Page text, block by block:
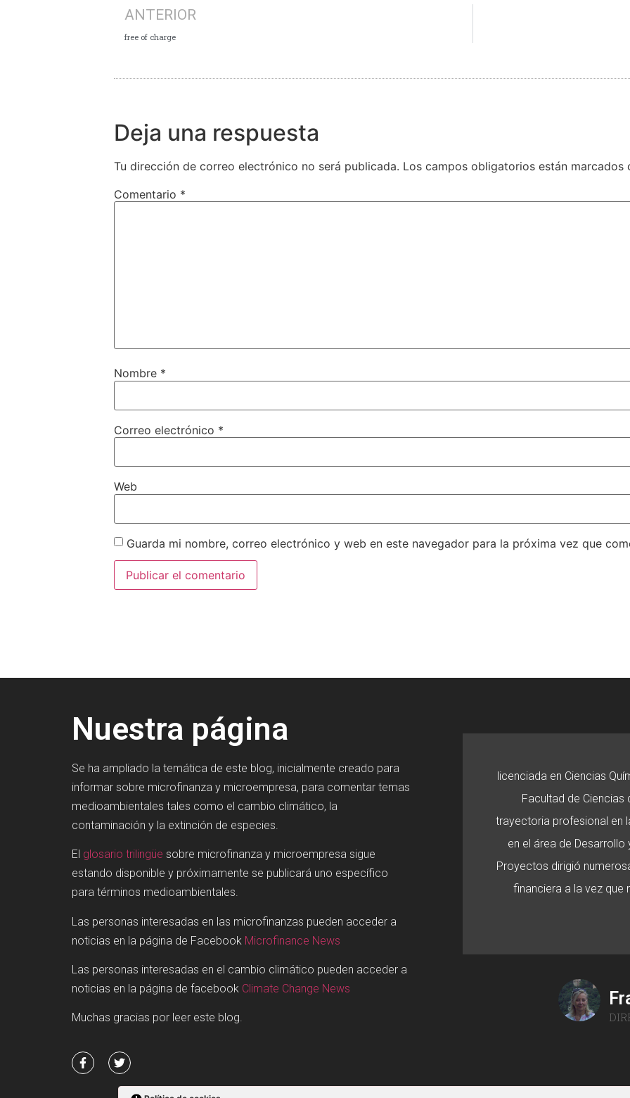
ANTERIOR
free of charge
Deja una respuesta
Tu dirección de correo electrónico no será publicada. Los campos obligatorios están marcados
Comentario *
Nombre *
Correo electrónico *
Web
Guarda mi nombre, correo electrónico y web en este navegador para la próxima vez que
Nuestra página
Se ha ampliado la temática de este blog, inicialmente creado para
informar sobre microfinanza y microempresa, para comentar temas
medioambientales tales como el cambio climático, la
contaminación y la extinción de especies.
El glosario trilingüe sobre microfinanza y microempresa sigue
estando disponible y próximamente se publicará uno específico
para términos medioambientales.
Las personas interesadas en las microfinanzas pueden acceder a
noticias en la página de Facebook Microfinance News
Las personas interesadas en el cambio climático pueden acceder a
noticias en la página de facebook Climate Change News
Muchas gracias por leer este blog.
licenciada en Ciencias
Facultad de Ciencias
trayectoria profesional en
en el área de
Proyectos dirigió
financiera a la vez que